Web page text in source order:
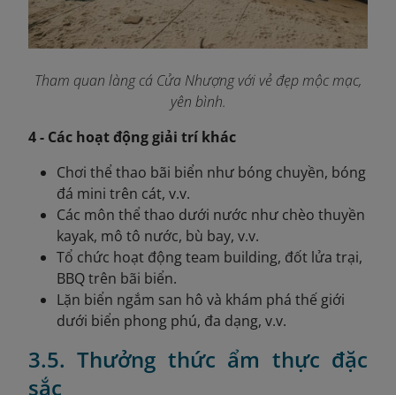
Tham quan làng cá Cửa Nhượng với vẻ đẹp mộc mạc,
yên bình.
4 - Các hoạt động giải trí khác
Chơi thể thao bãi biển như bóng chuyền, bóng
đá mini trên cát, v.v.
Các môn thể thao dưới nước như chèo thuyền
kayak, mô tô nước, bù bay, v.v.
Tổ chức hoạt động team building, đốt lửa trại,
BBQ trên bãi biển.
Lặn biển ngắm san hô và khám phá thế giới
dưới biển phong phú, đa dạng, v.v.
3.5. Thưởng thức ẩm thực đặc
sắc